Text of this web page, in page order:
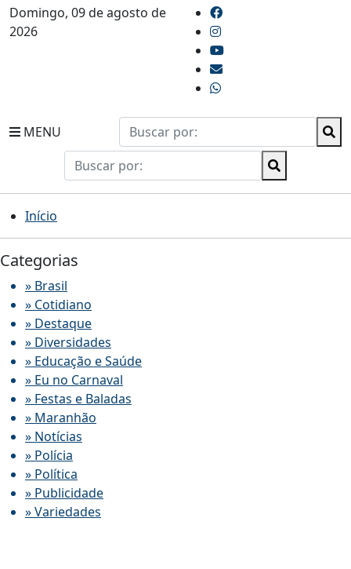
Domingo, 09 de agosto de
2026
MENU
Início
Categorias
» Brasil
» Cotidiano
» Destaque
» Diversidades
» Educação e Saúde
» Eu no Carnaval
» Festas e Baladas
» Maranhão
» Notícias
» Polícia
» Política
» Publicidade
» Variedades